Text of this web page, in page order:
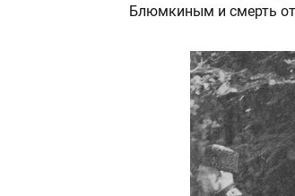
Блюмкиным и смерть от